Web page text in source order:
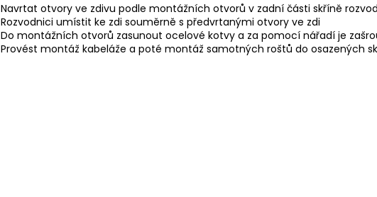
Navrtat otvory ve zdivu podle montážních otvorů v zadní části skříně
Rozvodnici umístit ke zdi souměrně s předvrtanými otvory ve zdi
Do montážních otvorů zasunout ocelové kotvy a za pomocí nářadí je
Provést montáž kabeláže a poté montáž samotných roštů do osazených